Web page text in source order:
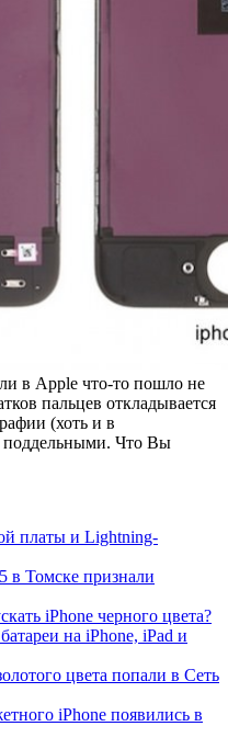
в Apple что-то пошло не
пальцев откладывается
(хоть и в
поддельными. Что Вы
платы и Lightning-
в Томске признали
iPhone черного цвета?
на iPhone, iPad и
цвета попали в Сеть
iPhone появились в